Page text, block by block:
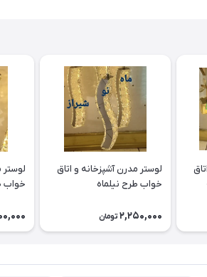
لوستر مدرن آشپزخانه و اتاق
خواب طرح نیلماه
2,250,000 تومان
لوستر
خواب